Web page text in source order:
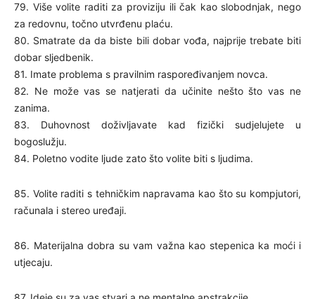
79. Više volite raditi za proviziju ili čak kao slobodnjak, nego
za redovnu, točno utvrđenu plaću.
80. Smatrate da da biste bili dobar vođa, najprije trebate biti
dobar sljedbenik.
81. Imate problema s pravilnim raspoređivanjem novca.
82. Ne može vas se natjerati da učinite nešto što vas ne
zanima.
83. Duhovnost doživljavate kad fizički sudjelujete u
bogoslužju.
84. Poletno vodite ljude zato što volite biti s ljudima.
85. Volite raditi s tehničkim napravama kao što su kompjutori,
računala i stereo uređaji.
86. Materijalna dobra su vam važna kao stepenica ka moći i
utjecaju.